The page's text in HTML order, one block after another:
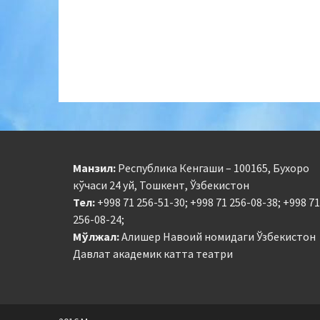
Манзил: Республика Кенгаши – 100165, Бухоро
кўчаси 24 уй, Тошкент, Ўзбекистон
Тел: +998 71 256-51-30; +998 71 256-08-38; +998 71
256-08-24;
Мўлжал:Алишер Навоий номидаги Ўзбекистон
Давлат академик катта театри